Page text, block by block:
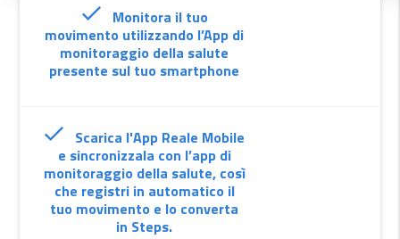
Monitora il tuo
movimento utilizzando l’App di
monitoraggio della salute
presente sul tuo smartphone
Scarica l'App Reale Mobile
e sincronizzala con l’app di
monitoraggio della salute, così
che registri in automatico il
tuo movimento e lo converta
in Steps.